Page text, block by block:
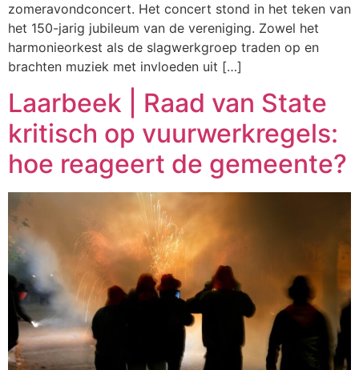
zomeravondconcert. Het concert stond in het teken van
het 150-jarig jubileum van de vereniging. Zowel het
harmonieorkest als de slagwerkgroep traden op en
brachten muziek met invloeden uit […]
Laarbeek | Raad van State
kritisch op vuurwerkregels:
hoe reageert de gemeente?